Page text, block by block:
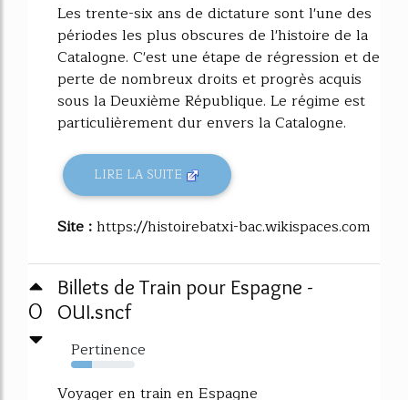
Les trente-six ans de dictature sont l'une des
périodes les plus obscures de l'histoire de la
Catalogne. C'est une étape de régression et de
perte de nombreux droits et progrès acquis
sous la Deuxième République. Le régime est
particulièrement dur envers la Catalogne.
LIRE LA SUITE
Site :https://histoirebatxi-bac.wikispaces.com
0
Billets de Train pour Espagne -
OUI.sncf
Pertinence
33%
Voyager en train en Espagne